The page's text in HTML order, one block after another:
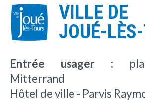
VILLE DE
JOUÉ-
Entrée usager :
Mitterrand
Hôtel de ville - Parvis